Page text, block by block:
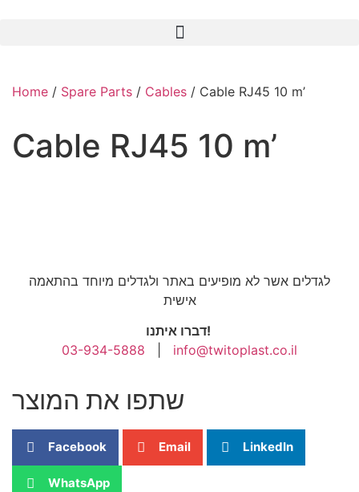
Home / Spare Parts / Cables / Cable RJ45 10 m’
Cable RJ45 10 m’
לגדלים אשר לא מופיעים באתר ולגדלים מיוחד בהתאמה
אישית
דברו איתנו!
03-934-5888
info@twitoplast.co.il
שתפו את המוצר
Facebook Email LinkedIn
WhatsApp